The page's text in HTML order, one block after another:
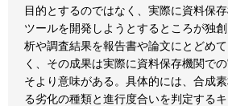
目的とするのではなく、実際に資料保
ツールを開発しようとするところが独
析や調査結果を報告書や論文にとどめ
く、その成果は実際に資料保存機関で
そより意味がある。具体的には、合成
る劣化の種類と進行度合いを判定する